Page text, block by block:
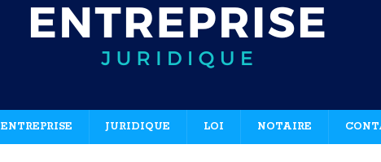
ENTREPRISE JURIDIQUE LOI NOTAIRE